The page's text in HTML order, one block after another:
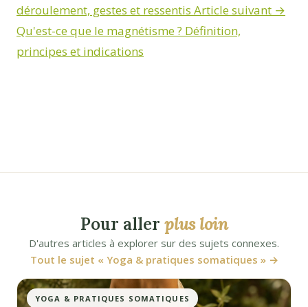
déroulement, gestes et ressentis Article suivant →
Qu'est-ce que le magnétisme ? Définition,
principes et indications
Pour allerplus loin
D'autres articles à explorer sur des sujets connexes.
Tout le sujet « Yoga & pratiques somatiques » →
YOGA & PRATIQUES SOMATIQUES